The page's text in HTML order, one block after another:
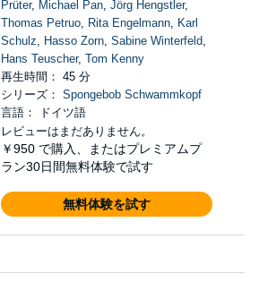
Prüter, Michael Pan, Jörg Hengstler,
Thomas Petruo, Rita Engelmann, Karl
Schulz, Hasso Zorn, Sabine Winterfeld,
Hans Teuscher, Tom Kenny
再生時間： 45 分
シリーズ： Spongebob Schwammkopf
言語： ドイツ語
レビューはまだありません。
￥950 で購入、またはプレミアムプ
ラン30日間無料体験で試す
無料体験を試す